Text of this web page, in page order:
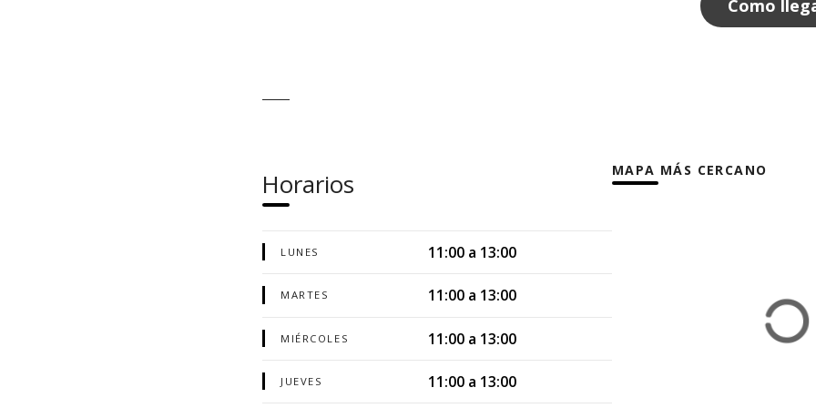
Como
Horarios
LUNES 11:00 a 13:00
MARTES 11:00 a 13:00
MIÉRCOLES 11:00 a 13:00
JUEVES 11:00 a 13:00
MAPA MÁS CERCANO